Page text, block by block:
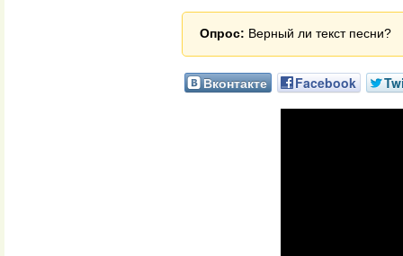
Опрос: Верный ли текст песни?
Вконтакте Facebook